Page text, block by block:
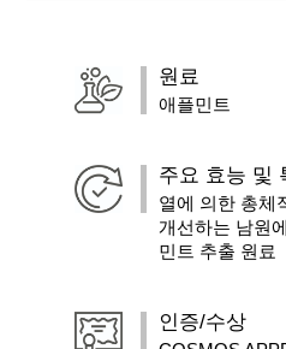
원료
애플민트
주요 효능 및
열에 의한 총체
개선하는 남원
민트 추출 원료
인증/수상